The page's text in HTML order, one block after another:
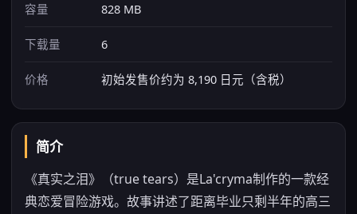
容量 828 MB
下载量 6
价格 初始发售价约为 8,190 日元（含税）
简介
《真实之泪》（true tears）是La'cryma制作的一款经
典恋爱冒险游戏。故事讲述了距离毕业只剩半年的高三